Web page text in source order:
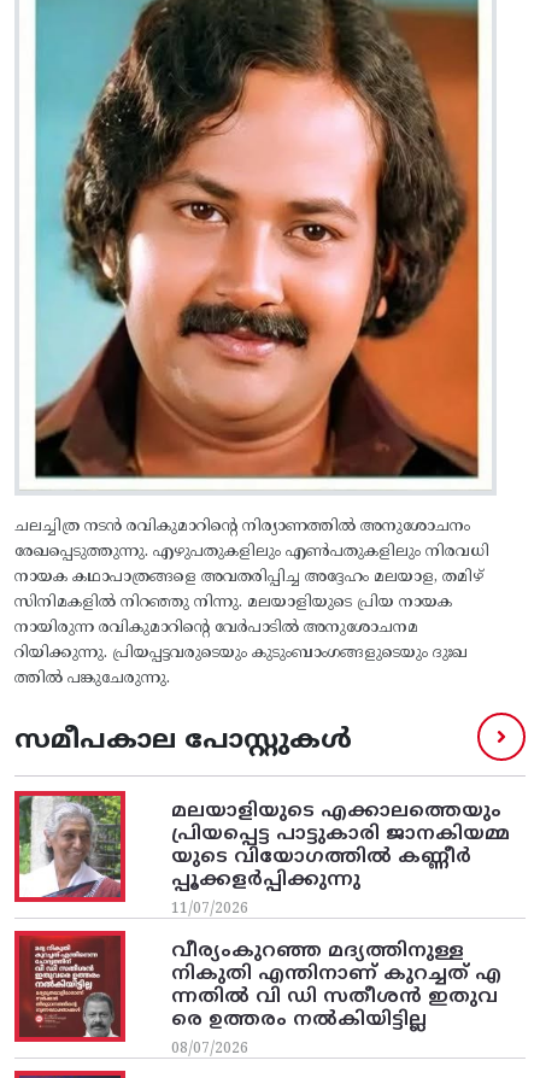
ചലച്ചിത്ര നടൻ രവികുമാറിന്റെ നിര്യാണത്തിൽ അനുശോചനം
രേഖപ്പെടുത്തുന്നു. എഴുപതുകളിലും എൺപതുകളിലും നിരവധി
നായക കഥാപാത്രങ്ങളെ അവതരിപ്പിച്ച അദ്ദേഹം മലയാള, തമിഴ്
സിനിമകളിൽ നിറഞ്ഞു നിന്നു. മലയാളിയുടെ പ്രിയ നായക
നായിരുന്ന രവികുമാറിന്റെ വേർപാടിൽ അനുശോചനമ
റിയിക്കുന്നു. പ്രിയപ്പട്ടവരുടെയും കുടുംബാംഗങ്ങളുടെയും ദുഃഖ
ത്തിൽ പങ്കുചേരുന്നു.
സമീപകാല പോസ്റ്റുകൾ
മലയാളിയുടെ എക്കാലത്തെയും
പ്രിയപ്പെട്ട പാട്ടുകാരി ജാനകിയമ്മ
യുടെ വിയോഗത്തിൽ കണ്ണീർ
പ്പൂക്കളർപ്പിക്കുന്നു
11/07/2026
വീര്യംകുറഞ്ഞ മദ്യത്തിനുള്ള
നികുതി എന്തിനാണ് കുറച്ചത് എ
ന്നതിൽ വി ഡി സതീശൻ ഇതുവ
രെ ഉത്തരം നൽകിയിട്ടില്ല
08/07/2026